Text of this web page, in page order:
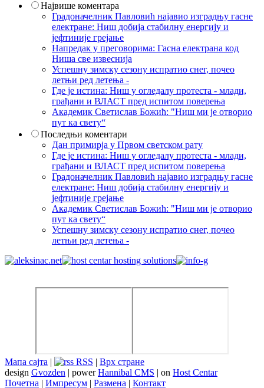
Највише коментара
Градоначелник Павловић најавио изградњу гасне
електране: Ниш добија стабилну енергију и
јефтиније грејање
Напредак у преговорима: Гасна електрана код
Ниша све извеснија
Успешну зимску сезону испратио снег, почео
летњи ред летења -
Где је истина: Ниш у огледалу протеста - млади,
грађани и ВЛАСТ пред испитом поверења
Академик Светислав Божић: "Ниш ми је отворио
пут ка свету“
Последњи коментари
Дан примирја у Првом светском рату
Где је истина: Ниш у огледалу протеста - млади,
грађани и ВЛАСТ пред испитом поверења
Градоначелник Павловић најавио изградњу гасне
електране: Ниш добија стабилну енергију и
јефтиније грејање
Академик Светислав Божић: "Ниш ми је отворио
пут ка свету“
Успешну зимску сезону испратио снег, почео
летњи ред летења -
Мапа сајта RSS
Врх стране
design Gvozden | powerHannibal CMS | on Host Centar
Почетна
Импресум Размена Контакт